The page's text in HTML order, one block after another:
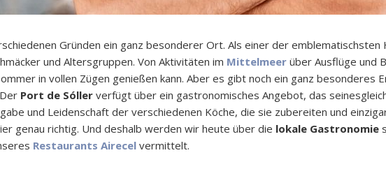
Gründen ein ganz besonderer Ort. Als einer der emblematischsten
und Altersgruppen. Von Aktivitäten im Mittelmeer über Ausflüge und
in vollen Zügen genießen kann. Aber es gibt noch ein ganz besonderes
Port de Sóller verfügt über ein gastronomisches Angebot, das
und Leidenschaft der verschiedenen Köche, die sie zubereiten und
genau richtig. Und deshalb werden wir heute über die lokale Gastronomie
Restaurants Airecel vermittelt.